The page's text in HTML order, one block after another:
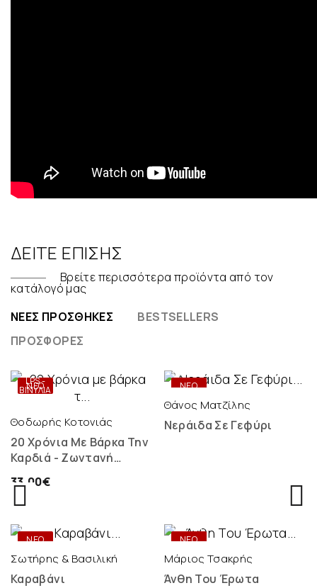
ΔΕΊΤΕ ΕΠΊΣΗΣ
Βρείτε περισσότερα προϊόντα από τον
κατάλογό μας
ΝΈΕΣ ΠΡΟΣΘΉΚΕΣ
BESTSELLERS
ΠΡΟΣΦΟΡΈΣ
ΝΕΟ
LPS -
ΒΙΝΎΛΙΑ
Θοδωρής Κοτονιάς
20 Χρόνια Με Βάρκα Την
Καρδιά - Ζωντανή
33,00€
ΝΕΟ
DIGITAL
Σωτήρης & Βασιλική
Καραβάνι
ΝΕΟ
DIGITAL
Θάνος Ματζίλης
Νεράιδα Σε Γεφύρι
ΝΕΟ
DIGITAL
Μάριος Τσακρής
Άνθη Του Έρωτα